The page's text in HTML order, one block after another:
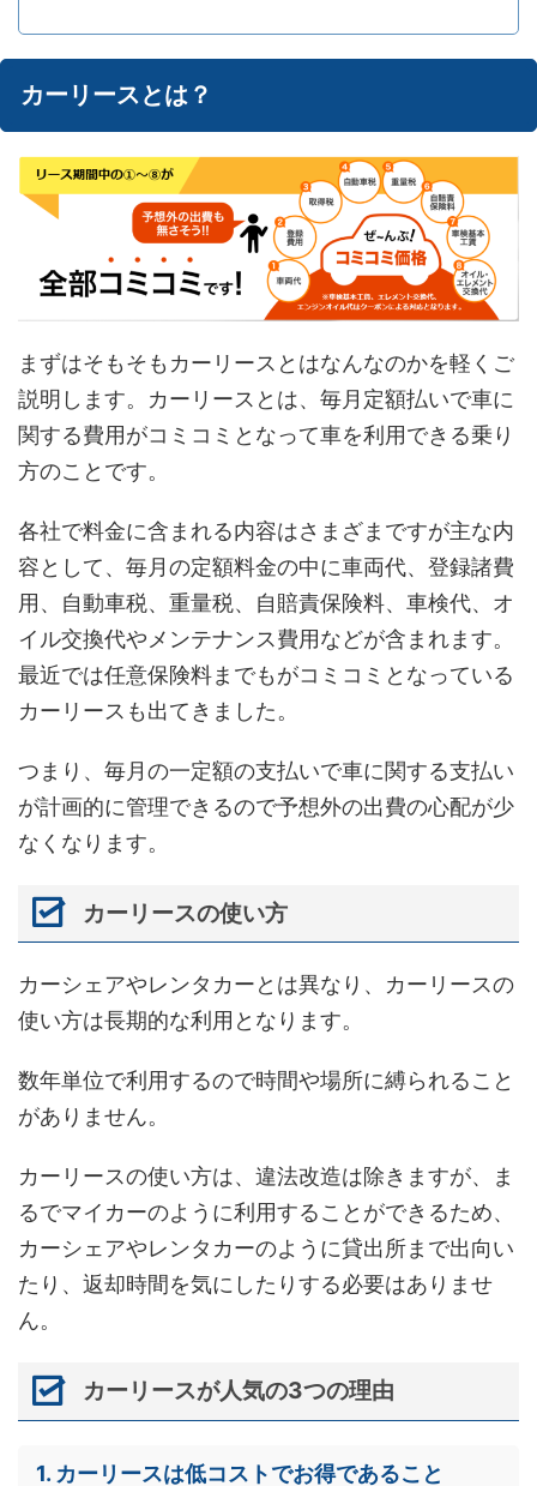
カーリースとは？
まずはそもそもカーリースとはなんなのかを軽くご
説明します。カーリースとは、毎月定額払いで車に
関する費用がコミコミとなって車を利用できる乗り
方のことです。
各社で料金に含まれる内容はさまざまですが主な内
容として、毎月の定額料金の中に車両代、登録諸費
用、自動車税、重量税、自賠責保険料、車検代、オ
イル交換代やメンテナンス費用などが含まれます。
最近では任意保険料までもがコミコミとなっている
カーリースも出てきました。
つまり、毎月の一定額の支払いで車に関する支払い
が計画的に管理できるので予想外の出費の心配が少
なくなります。
カーリースの使い方
カーシェアやレンタカーとは異なり、カーリースの
使い方は長期的な利用となります。
数年単位で利用するので時間や場所に縛られること
がありません。
カーリースの使い方は、違法改造は除きますが、ま
るでマイカーのように利用することができるため、
カーシェアやレンタカーのように貸出所まで出向い
たり、返却時間を気にしたりする必要はありませ
ん。
カーリースが人気の3つの理由
1. カーリースは低コストでお得であること